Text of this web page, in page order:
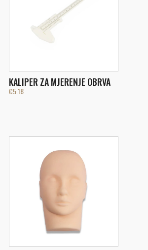
KALIPER ZA MJERENJE OBRVA
€5.18